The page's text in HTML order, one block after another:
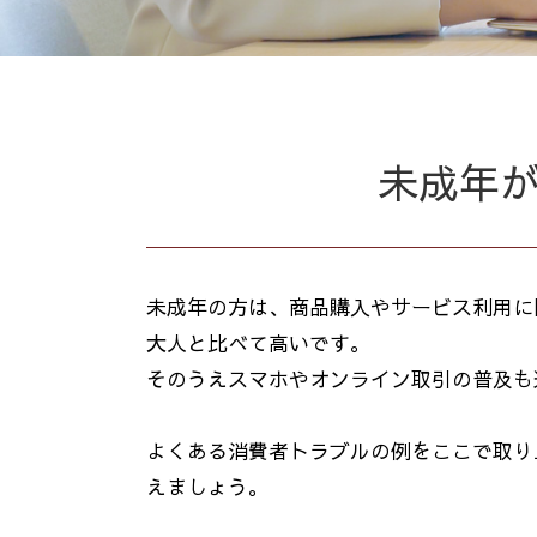
未成年
未成年の方は、商品購入やサービス利用
大人と比べて高いです。
そのうえスマホやオンライン取引の普及
よくある消費者トラブルの例をここで取
えましょう。